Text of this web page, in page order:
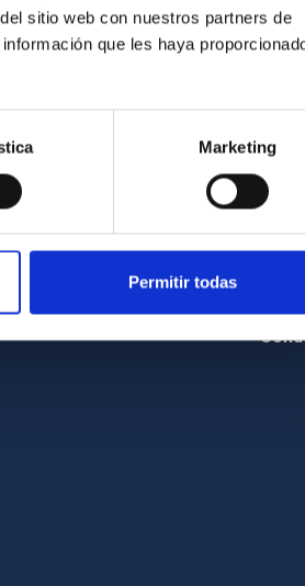
sitio web con nuestros partners de
que les haya
Marketing
Permitir todas